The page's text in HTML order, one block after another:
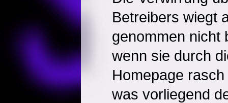
Betreibers wiegt
genommen nicht
wenn sie durch
Homepage
was vorliegend